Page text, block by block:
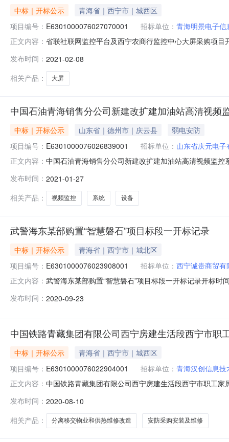
中标｜开标公示
青海省｜西宁市｜城西区
项目编号： E6301000076027070001 招标单位： 青海明景电子信
正文内容： 省联社联网监控平台及西宁农商行监控中心大屏采购项
求:;保证金金额:0.00元,投标文件递交时间:未上传,投标人
发布时间： 2021-02-08
相关产品：
大屏
中国石油青海销售分公司新建改扩建加油站高清视频
中标｜开标公示 山东省｜德州市｜庆云县
弱电安防
项目编号： E6301000076026839001 招标单位： 山东省庆元电子
正文内容： 中国石油青海销售分公司新建改扩建加油站高清视频监
保证金金额:0.00元,投标文件递交时间
发布时间： 2021-01-27
相关产品：
视频监控 系统 设备
武警海东某部购置“智慧磐石”项目标段一开标记录
中标｜开标公示
青海省｜西宁市｜城北区
项目编号： E6301000076023908001 招标单位： 西宁诚贵商贸有
正文内容： 武警海东某部购置“智慧磐石”项目标段一开标记录开标
未上传,投标人名称:西宁翼安技术实业有限公司;项目负
发布时间： 2020-09-23
中国铁路青藏集团有限公司西宁房建生活段西宁市职
中标｜开标公示
青海省｜西宁市｜城西区
项目编号： E6301000076022904001 招标单位： 青海汉创信息技
正文内容： 中国铁路青藏集团有限公司西宁房建生活段西宁市职工
海汉创信息技术有限公司;项目负责人:;报价:0.00元/%;工
发布时间： 2020-08-10
相关产品：
分离移交物业和供热维修改造 安防采购安装及维修